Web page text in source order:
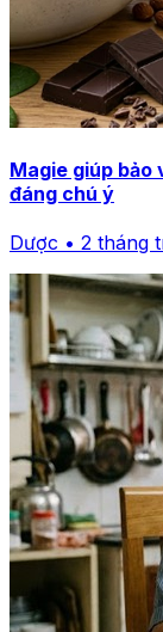
Magie giúp bảo
đáng chú ý
Dược • 2 tháng